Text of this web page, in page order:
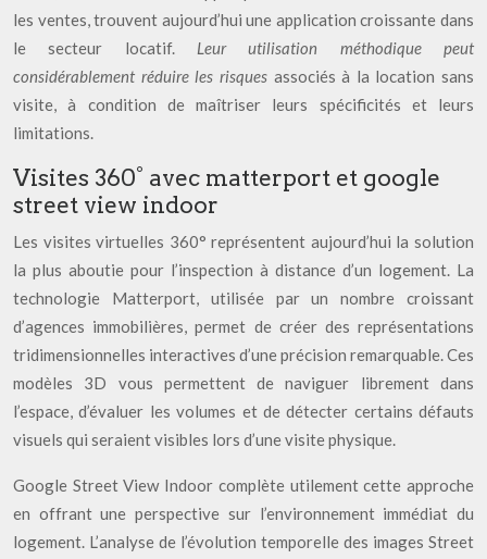
les ventes, trouvent aujourd’hui une application croissante dans
le secteur locatif. Leur utilisation méthodique peut
considérablement réduire les risques associés à la location sans
visite, à condition de maîtriser leurs spécificités et leurs
limitations.
Visites 360° avec matterport et google
street view indoor
Les visites virtuelles 360° représentent aujourd’hui la solution
la plus aboutie pour l’inspection à distance d’un logement. La
technologie Matterport, utilisée par un nombre croissant
d’agences immobilières, permet de créer des représentations
tridimensionnelles interactives d’une précision remarquable. Ces
modèles 3D vous permettent de naviguer librement dans
l’espace, d’évaluer les volumes et de détecter certains défauts
visuels qui seraient visibles lors d’une visite physique.
Google Street View Indoor complète utilement cette approche
en offrant une perspective sur l’environnement immédiat du
logement. L’analyse de l’évolution temporelle des images Street